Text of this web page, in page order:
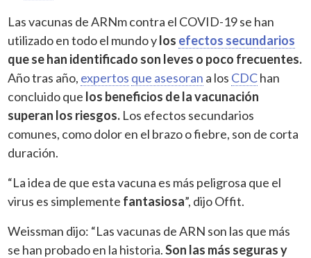
Las vacunas de ARNm contra el COVID-19 se han
utilizado en todo el mundo ylos efectos secundarios
que se han identificado son leves o poco frecuentes.
Año tras año, expertos que asesoran a los CDChan
concluido que los beneficios de la vacunación
superan los riesgos. Los efectos secundarios
comunes, como dolor en el brazo o fiebre, son de corta
duración.
“La idea de que esta vacuna es más peligrosa que el
virus es simplemente fantasiosa”, dijo Offit.
Weissman dijo: “Las vacunas de ARN son las que más
se han probado en la historia.Son las más seguras y